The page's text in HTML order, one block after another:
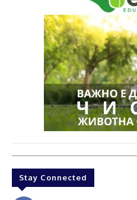
Stay Connected